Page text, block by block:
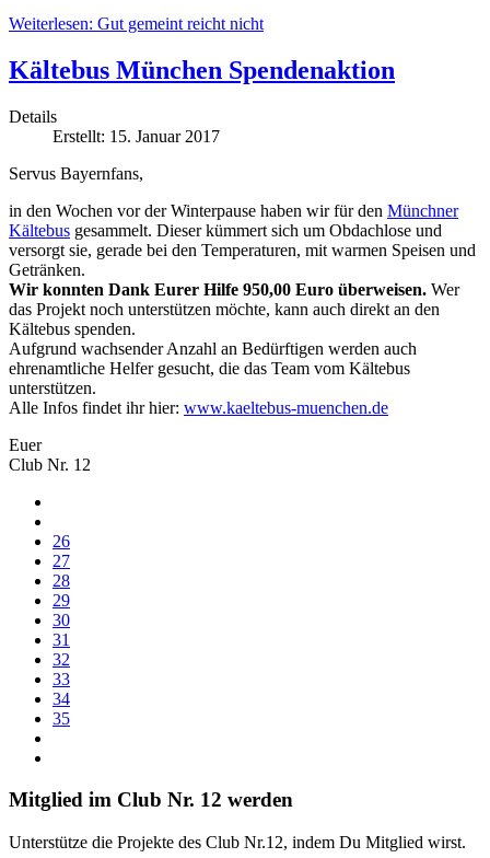
Weiterlesen: Gut gemeint reicht nicht
Kältebus München Spendenaktion
Details
Erstellt: 15. Januar 2017
Servus Bayernfans,
in den Wochen vor der Winterpause haben wir für den Münchner
Kältebus gesammelt. Dieser kümmert sich um Obdachlose und
versorgt sie, gerade bei den Temperaturen, mit warmen Speisen und
Getränken.
Wir konnten Dank Eurer Hilfe 950,00 Euro überweisen. Wer
das Projekt noch unterstützen möchte, kann auch direkt an den
Kältebus spenden.
Aufgrund wachsender Anzahl an Bedürftigen werden auch
ehrenamtliche Helfer gesucht, die das Team vom Kältebus
unterstützen.
Alle Infos findet ihr hier: www.kaeltebus-muenchen.de
Euer
Club Nr. 12
26
27
28
29
30
31
32
33
34
35
Mitglied im Club Nr. 12 werden
Unterstütze die Projekte des Club Nr.12, indem Du Mitglied wirst.